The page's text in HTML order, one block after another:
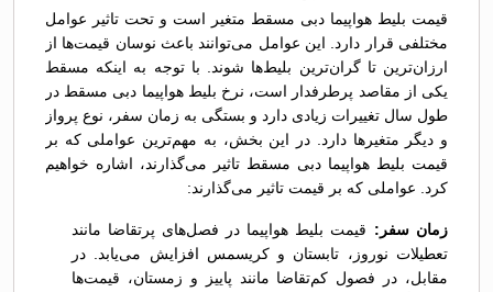
قیمت بلیط هواپیما دبی مسقط متغیر است و تحت تاثیر عوامل
مختلفی قرار دارد. این عوامل می‌توانند باعث نوسان قیمت‌ها از
ارزان‌ترین تا گران‌ترین بلیط‌ها شوند. با توجه به اینکه مسقط
یکی از مقاصد پرطرفدار است، نرخ بلیط هواپیما دبی مسقط در
طول سال تغییرات زیادی دارد و بستگی به زمان سفر، نوع پرواز
و دیگر متغیرها دارد. در این بخش، به مهم‌ترین عواملی که بر
قیمت بلیط هواپیما دبی مسقط تاثیر می‌گذارند، اشاره خواهیم
کرد. عواملی که بر قیمت تاثیر می‌گذارند:
زمان سفر: قیمت بلیط هواپیما در فصل‌های پرتقاضا مانند
تعطیلات نوروز، تابستان و کریسمس افزایش می‌یابد. در
مقابل، در فصول کم‌تقاضا مانند پاییز و زمستان، قیمت‌ها